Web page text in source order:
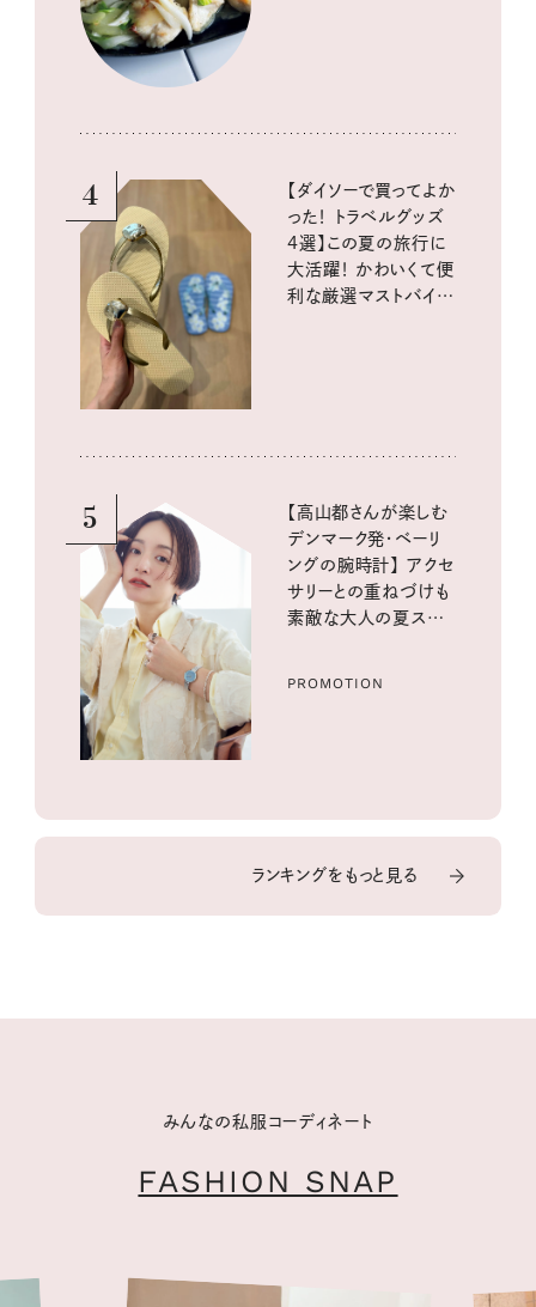
4
【ダイソーで買ってよか
った！ トラベルグッズ
4選】この夏の旅行に
大活躍！ かわいくて便
利な厳選マストバイア
5
【高山都さんが楽しむ
デンマーク発・ベーリ
ングの腕時計】 アクセ
サリーとの重ねづけも
素敵な大人の夏スタイ
PROMOTION
ランキングをもっと見る
みんなの私服コーディネート
FASHION SNAP